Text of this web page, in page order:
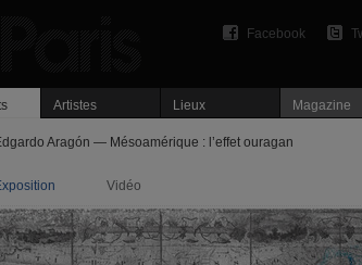
Facebook
Artistes Lieux Magazine
Aragón — Mésoamérique : l’effet ouragan
Vidéo